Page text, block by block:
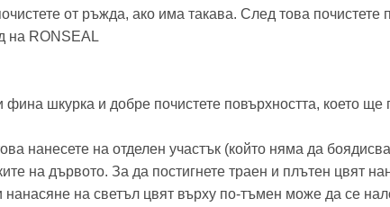
от ръжда, ако има такава. След това почистете
на RONSEAL
шкурка и добре почистете повърхността, което
нанесете на отделен участък (който няма да
на дървото. За да постигнете траен и плътен цвят
на светъл цвят върху по-тъмен може да се